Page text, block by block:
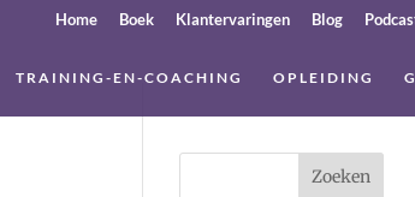
Home Boek Klantervaringen Blog
TRAINING-EN-COACHING OPLEIDING